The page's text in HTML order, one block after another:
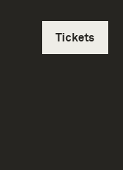
Tickets